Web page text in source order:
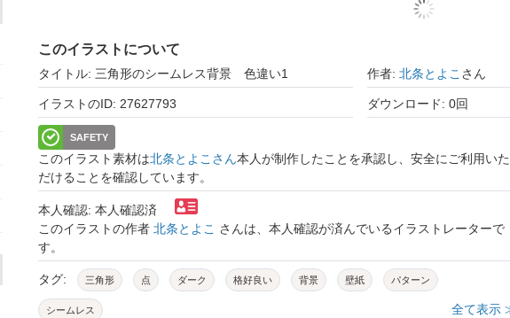
このイラストについて
タイトル: 三角形のシームレス背景 色違い1 作者: 北条とよこ さん
イラストのID: 27627793 ダウンロード: 0回
SAFETY
このイラスト素材は北条とよこさん本人が制作したことを承認し、安全にご利用いた
だけることを確認しています。
本人確認: 本人確認済
このイラストの作者 北条とよこ さんは、本人確認が済んでいるイラストレーターで
す。
タグ: 三角形 点 ダーク 格好良い 背景 壁紙 パターン
シームレス 全て表示